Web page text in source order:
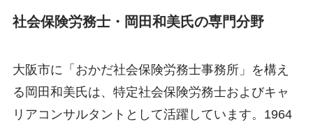
社会保険労務士・岡田和美氏の専門分野
大阪市に「おかだ社会保険労務士事務所」を構え
る岡田和美氏は、特定社会保険労務士およびキャ
リアコンサルタントとして活躍しています。1964